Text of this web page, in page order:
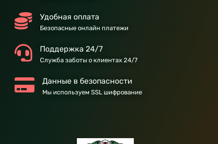
Удобная оплата
Безопасные онлайн платежи
Поддержка 24/7
Служба заботы о клиентах 24/7
Данные в безопасности
Мы используем SSL шифрование